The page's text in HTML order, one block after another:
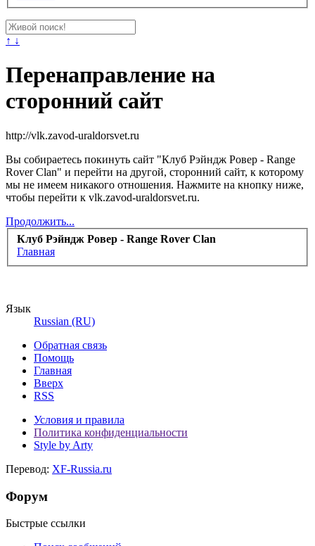
↑ ↓
Перенаправление на
сторонний сайт
http://vlk.zavod-uraldorsvet.ru
Вы собираетесь покинуть сайт "Клуб Рэйндж Ровер - Range
Rover Clan" и перейти на другой, сторонний сайт, к которому
мы не имеем никакого отношения. Нажмите на кнопку ниже,
чтобы перейти к vlk.zavod-uraldorsvet.ru.
Продолжить...
Клуб Рэйндж Ровер - Range Rover Clan
Главная
Язык
Russian (RU)
Обратная связь
Помощь
Главная
Вверх
RSS
Условия и правила
Политика конфиденциальности
Style by Arty
Перевод: XF-Russia.ru
Форум
Быстрые ссылки